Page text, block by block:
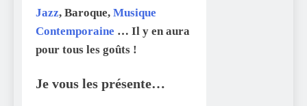
Jazz, Baroque, Musique
Contemporaine … Il y en aura
pour tous les goûts !
Je vous les présente…